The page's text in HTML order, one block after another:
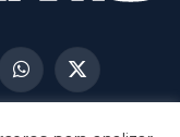
WhatsApp
X
(Twitter)